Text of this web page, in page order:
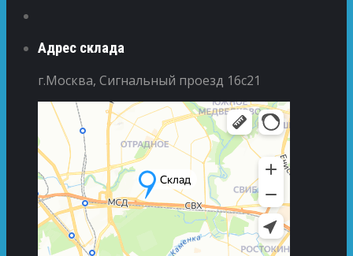
Адрес склада
г.Москва, Сигнальный проезд 16с21